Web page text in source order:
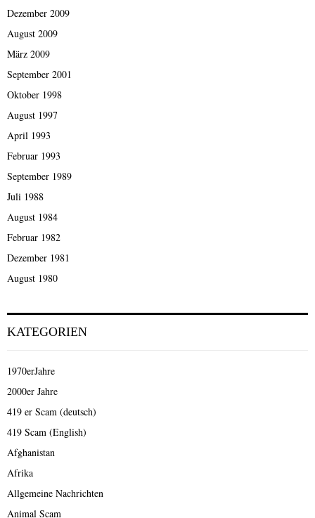
Dezember 2009
August 2009
März 2009
September 2001
Oktober 1998
August 1997
April 1993
Februar 1993
September 1989
Juli 1988
August 1984
Februar 1982
Dezember 1981
August 1980
KATEGORIEN
1970erJahre
2000er Jahre
419 er Scam (deutsch)
419 Scam (English)
Afghanistan
Afrika
Allgemeine Nachrichten
Animal Scam